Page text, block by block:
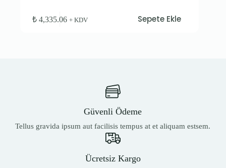
₺4,335.06 + KDV Sepete Ekle
Güvenli Ödeme
Tellus gravida ipsum aut facilisis tempus at et aliquam estsem.
Ücretsiz Kargo